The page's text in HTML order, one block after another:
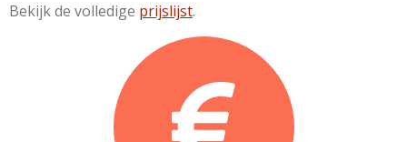
Bekijk de volledige prijslijst.